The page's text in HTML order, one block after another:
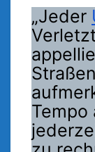
„Jeder
Tempo